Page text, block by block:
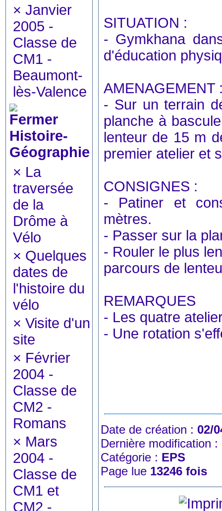
× Janvier
2005 -
Classe de
CM1 -
Beaumont-
lès-Valence
Histoire-
Géographie
× La
traversée
de la
Drôme à
Vélo
× Quelques
dates de
l'histoire du
vélo
× Visite d'un
site
× Février
2004 -
Classe de
CM2 -
Romans
× Mars
2004 -
Classe de
CM1 et
CM2 -
SITUATION :
- Gymkhana
d'éducation
AMENAGEMENT
- Sur un terrain
planche à
lenteur de 15 m
premier atelier et
CONSIGNES :
- Patiner et
mètres.
- Passer sur la
- Rouler le plus
parcours de
REMARQUES
- Les quatre
- Une rotation
Date de création : 02/
Dernière modification :
Catégorie : EPS
Page lue 13246 fois